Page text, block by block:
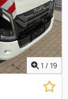
1 / 19